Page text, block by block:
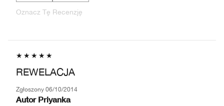
Oznacz Tę Recenzję
REWELACJA
Zgłoszony 06/10/2014
Autor Priyanka